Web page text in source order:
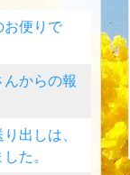
便りで
からの報
出しは、
た。